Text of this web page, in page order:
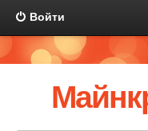
Войти